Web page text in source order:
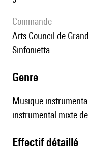
Commande
Arts Council de Grande-Bretagne pour le London
Sinfonietta
genre
Musique
instrumental mixte
effectif détaillé